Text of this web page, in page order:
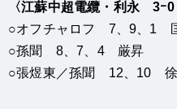
〈江蘇中超電纜・利永 3ｰ
○オフチャロフ 7、9、1
○孫聞 8、7、4 厳昇
○張煜東／孫聞 12、10 徐